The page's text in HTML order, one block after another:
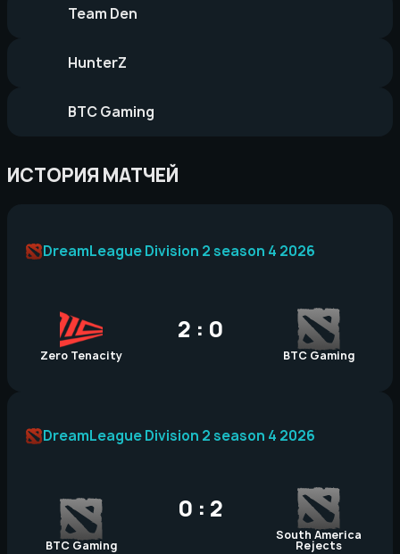
Team Den
HunterZ
BTC Gaming
ИСТОРИЯ МАТЧЕЙ
Zero Tenacity
2 : 0
BTC Gaming
DreamLeague Division 2 season 4 2026
BTC Gaming
0 : 2
South America
Rejects
DreamLeague Division 2 season 4 2026